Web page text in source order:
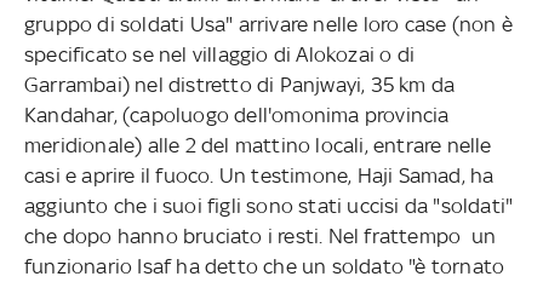
gruppo di soldati Usa" arrivare nelle loro case (non è
specificato se nel villaggio di Alokozai o di
Garrambai) nel distretto di Panjwayi, 35 km da
Kandahar, (capoluogo dell'omonima provincia
meridionale) alle 2 del mattino locali, entrare nelle
casi e aprire il fuoco. Un testimone, Haji Samad, ha
aggiunto che i suoi figli sono stati uccisi da "soldati"
che dopo hanno bruciato i resti. Nel frattempo un
funzionario Isaf ha detto che un soldato "è tornato